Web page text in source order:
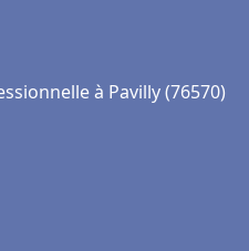
à Pavilly (76570)